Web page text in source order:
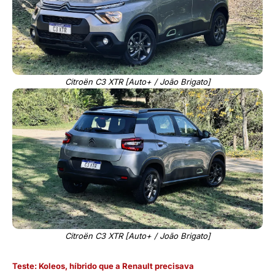
Citroën C3 XTR [Auto+ / João Brigato]
Citroën C3 XTR [Auto+ / João Brigato]
Teste: Koleos, híbrido que a Renault precisava